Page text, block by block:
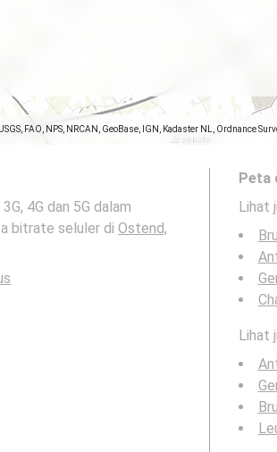
FAO, NPS, NRCAN, GeoBase, IGN, Kadaster NL, Ordnance
4G dan 5G dalam
bitrate seluler di Ostend,
Peta
Lihat
Lihat